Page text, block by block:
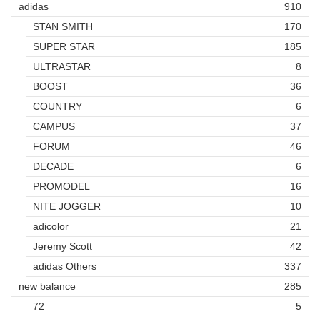
adidas
910
STAN SMITH
170
SUPER STAR
185
ULTRASTAR
8
BOOST
36
COUNTRY
6
CAMPUS
37
FORUM
46
DECADE
6
PROMODEL
16
NITE JOGGER
10
adicolor
21
Jeremy Scott
42
adidas Others
337
new balance
285
72
5